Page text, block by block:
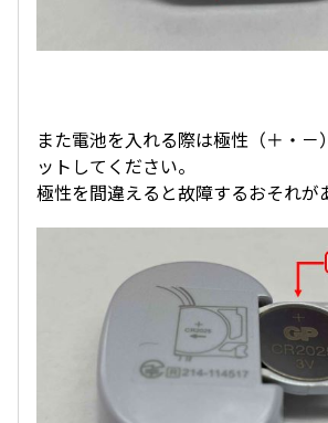
また電池を入れる際は極性（＋・－
ットしてください。
極性を間違えると故障するおそれが